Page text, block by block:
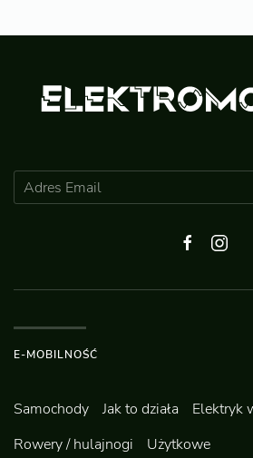
E-MOBILNOŚĆ
Samochody Jak to działa
Elektryk
Rowery / hulajnogi
Użytkowe